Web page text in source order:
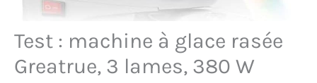
Test : machine à glace rasée
Greatrue, 3 lames, 380 W